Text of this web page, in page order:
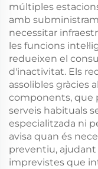
múltiples
amb
necessitar
les funcions
redueixen el
d'inactivitat. Els
assolibles gràcies
components, que
serveis habituals
especialitzada ni
avisa quan és
preventiu, ajudant
imprevistes que